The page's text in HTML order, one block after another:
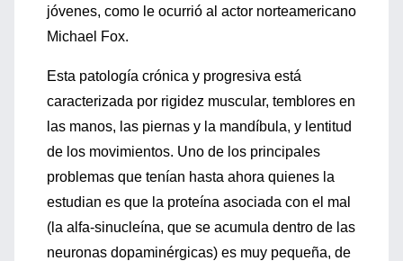
jóvenes, como le ocurrió al actor norteamericano
Michael Fox.
Esta patología crónica y progresiva está
caracterizada por rigidez muscular, temblores en
las manos, las piernas y la mandíbula, y lentitud
de los movimientos. Uno de los principales
problemas que tenían hasta ahora quienes la
estudian es que la proteína asociada con el mal
(la alfa-sinucleína, que se acumula dentro de las
neuronas dopaminérgicas) es muy pequeña, de